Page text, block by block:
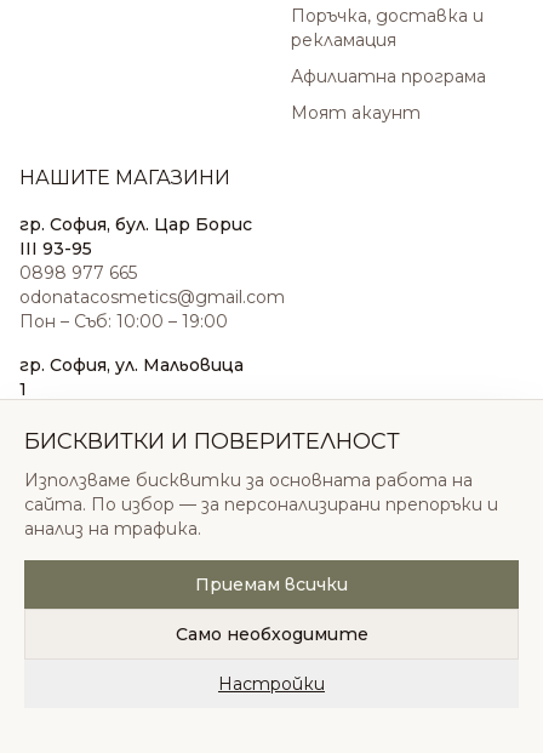
Поръчка, доставка и
рекламация
Афилиатна програма
Моят акаунт
НАШИТЕ МАГАЗИНИ
гр. София, бул. Цар Борис
III 93-95
0898 977 665
odonatacosmetics@gmail.com
Пон – Съб: 10:00 – 19:00
гр. София, ул. Мальовица
1
sales@odonatacosmetics.com
Нед: 11:00 – 18:00
© 2026 Одоната Козметикс ООД. Всички права
запазени.
Политика за поверителностОбщи условия
БИСКВИТКИ И ПОВЕРИТЕЛНОСТ
Използваме бисквитки за основната работа на
сайта. По избор — за персонализирани препоръки и
анализ на трафика.
Приемам всички
Само необходимите
Настройки